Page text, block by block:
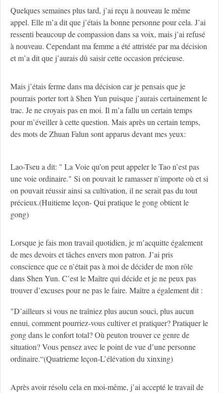
Quelques semaines plus tard, j’ai reçu à nouveau le même
appel. Elle m’a dit que j’étais la bonne personne pour cela. J’ai
ressenti beaucoup de compassion dans sa voix, mais j’ai refusé
à nouveau. Cependant ma femme a été attristée par ma décision
et m’a dit que j’aurais dû saisir cette occasion précieuse.
Mais j’étais ferme dans ma décision car je pensais que je
pourrais porter tort à Shen Yun puisque j’aurais certainement le
trac. Je ne croyais pas en moi. Il m’a fallu un certain temps
pour m’éveiller à cette question. Mais après un certain temps,
des mots de Zhuan Falun sont apparus devant mes yeux:
Lao-Tseu a dit: " La Voie qu’on peut appeler le Tao n’est pas
une voie ordinaire." Si on pouvait le ramasser n’importe où et si
on pouvait réussir ainsi sa cultivation, il ne serait pas du tout
précieux.(Huitieme leçon- Qui pratique le gong obtient le
gong)
Lorsque je fais mon travail quotidien, je m’acquitte également
de mes devoirs et tâches envers mon patron. J’ai pris
conscience que ce n’était pas à moi de décider de mon rôle
dans Shen Yun. C’est le Maître qui décide et je ne peux pas
trouver d’excuses pour ne pas le faire. Maître a également dit :
"D’ailleurs si vous ne traîniez plus aucun souci, plus aucun
ennui, comment pourriez-vous cultiver et pratiquer? Pratiquer le
gong dans le confort total? Où peuton trouver ce genre de
situation? Vous pensez avec le point de vue d’une personne
ordinaire.“(Quatrieme leçon-L’élévation du xinxing)
Après avoir résolu cela en moi-même, j’ai accepté le travail de